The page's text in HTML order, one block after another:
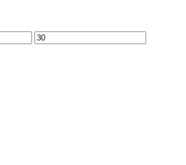
Preț
maxim